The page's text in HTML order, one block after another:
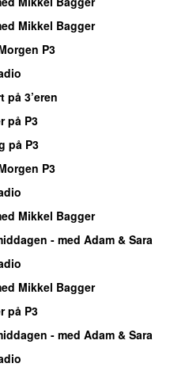
Mikkel Bagger
P3
på 3’eren
på P3
på P3
P3
Mikkel Bagger
- med Adam & Sara
Mikkel Bagger
på P3
- med Adam & Sara